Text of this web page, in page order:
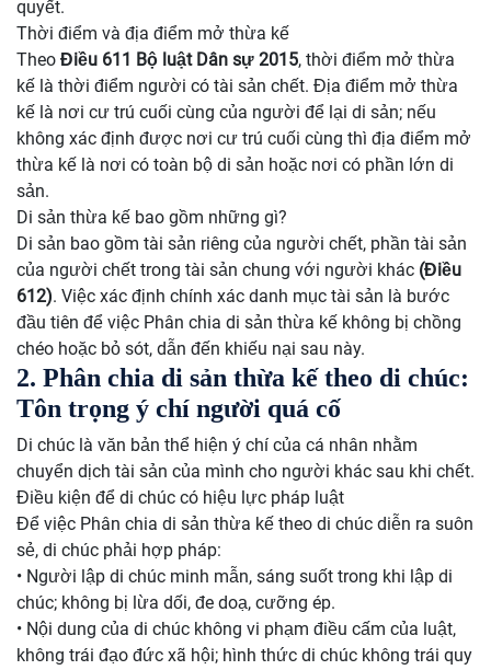
quyết.
Thời điểm và địa điểm mở thừa kế
Theo Điều 611 Bộ luật Dân sự 2015, thời điểm mở thừa
kế là thời điểm người có tài sản chết. Địa điểm mở thừa
kế là nơi cư trú cuối cùng của người để lại di sản; nếu
không xác định được nơi cư trú cuối cùng thì địa điểm mở
thừa kế là nơi có toàn bộ di sản hoặc nơi có phần lớn di
sản.
Di sản thừa kế bao gồm những gì?
Di sản bao gồm tài sản riêng của người chết, phần tài sản
của người chết trong tài sản chung với người khác (Điều
612). Việc xác định chính xác danh mục tài sản là bước
đầu tiên để việc Phân chia di sản thừa kế không bị chồng
chéo hoặc bỏ sót, dẫn đến khiếu nại sau này.
2. Phân chia di sản thừa kế theo di chúc:
Tôn trọng ý chí người quá cố
Di chúc là văn bản thể hiện ý chí của cá nhân nhằm
chuyển dịch tài sản của mình cho người khác sau khi chết.
Điều kiện để di chúc có hiệu lực pháp luật
Để việc Phân chia di sản thừa kế theo di chúc diễn ra suôn
sẻ, di chúc phải hợp pháp:
• Người lập di chúc minh mẫn, sáng suốt trong khi lập di
chúc; không bị lừa dối, đe doạ, cưỡng ép.
• Nội dung của di chúc không vi phạm điều cấm của luật,
không trái đạo đức xã hội; hình thức di chúc không trái quy